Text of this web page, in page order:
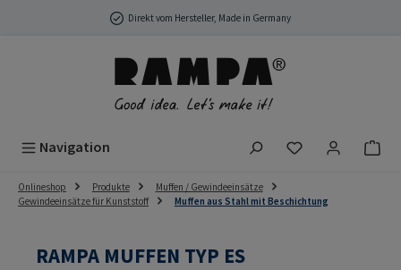
Zum Hauptinhalt springenDirekt vom Hersteller, Made in Germany
Navigation Du hast 0
Onlineshop Produkte
Muffen / Gewindeeinsätze
Gewindeeinsätze für Kunststoff
Muffen aus Stahl mit Beschichtung
RAMPA MUFFEN TYP ES